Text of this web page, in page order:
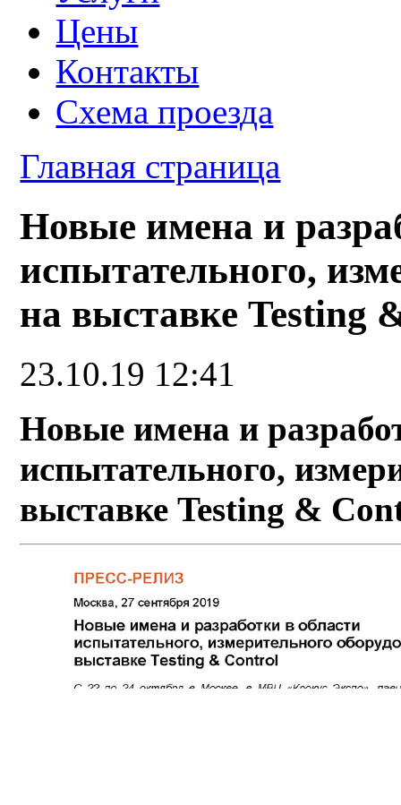
Цены
Контакты
Схема проезда
Главная страница
Новые имена и
испытательного,
на выставке Testing
23.10.19 12:41
Новые имена и
испытательного,
выставке Testing &